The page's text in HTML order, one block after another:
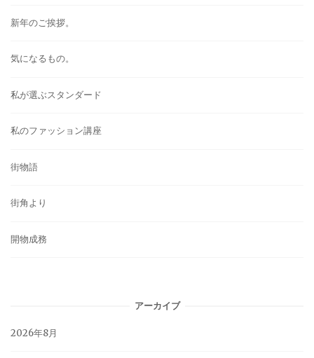
新年のご挨拶。
気になるもの。
私が選ぶスタンダード
私のファッション講座
街物語
街角より
開物成務
アーカイブ
2026年8月